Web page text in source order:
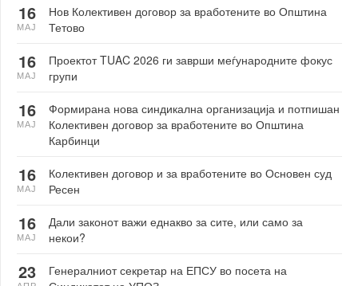
Нов Колективен договор за вработените во Општина
Тетово
16
МАЈ
Проектот TUAC 2026 ги заврши меѓународните фокус
групи
16
МАЈ
Формирана нова синдикална организација и потпишан
Колективен договор за вработените во Општина
Карбинци
16
МАЈ
Колективен договор и за вработените во Основен суд
Ресен
16
МАЈ
Дали законот важи еднакво за сите, или само за
некои?
16
МАЈ
Генералниот секретар на ЕПСУ во посета на
23